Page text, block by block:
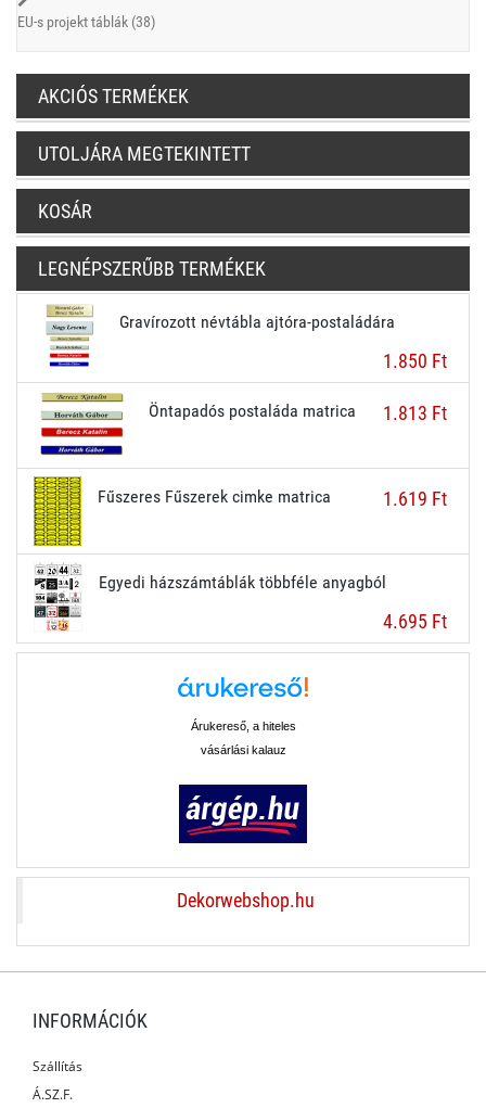
EU-s projekt táblák (38)
AKCIÓS TERMÉKEK
UTOLJÁRA MEGTEKINTETT
KOSÁR
LEGNÉPSZERŰBB TERMÉKEK
Gravírozott névtábla ajtóra-postaládára
1.850 Ft
Öntapadós postaláda matrica 1.813 Ft
Fűszeres Fűszerek cimke matrica 1.619 Ft
Egyedi házszámtáblák többféle anyagból
4.695 Ft
Árukereső, a hiteles
vásárlási kalauz
Dekorwebshop.hu
INFORMÁCIÓK
Szállítás
Á.SZ.F.